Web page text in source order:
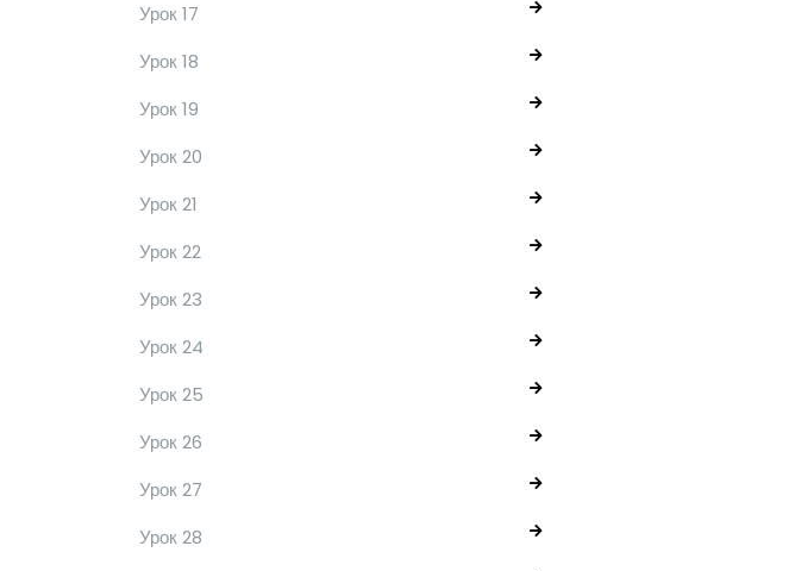
Урок 17
Урок 18
Урок 19
Урок 20
Урок 21
Урок 22
Урок 23
Урок 24
Урок 25
Урок 26
Урок 27
Урок 28